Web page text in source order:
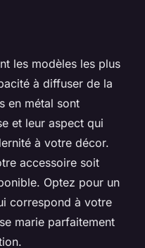
les modèles les plus
à diffuser de la
en métal sont
et leur aspect qui
à votre décor.
accessoire soit
Optez pour un
correspond à votre
marie parfaitement